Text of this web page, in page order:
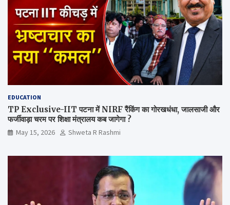
EDUCATION
TP Exclusive-IIT पटना में NIRF रैंकिंग का गोरखधंधा, जालसाजी और
फर्जीवाड़ा चरम पर शिक्षा मंत्रालय कब जागेगा ?
May 15, 2026 Shweta R Rashmi